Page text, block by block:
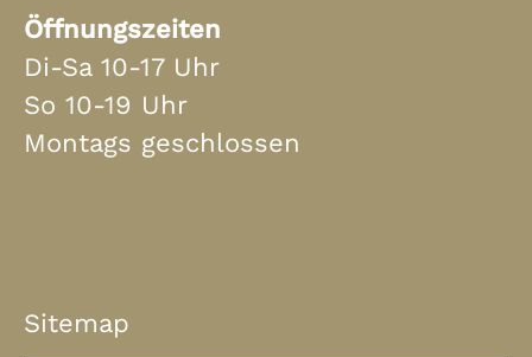
Öffnungszeiten
Di-Sa 10-17 Uhr
So 10-19 Uhr
Montags geschlossen
Sitemap